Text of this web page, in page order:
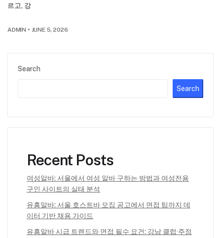
Search
Search
Recent Posts
여성알바: 서울에서 여성 알바 구하는 방법과 여성전용
구인 사이트의 실태 분석
유흥알바: 서울 호스트바 모집 공고에서 면접 팁까지 데
이터 기반 채용 가이드
유흥알바 시급 트렌드와 면접 필수 요건: 강남 클럽·주점
르고, 강
ADMIN • JUNE 5, 2026